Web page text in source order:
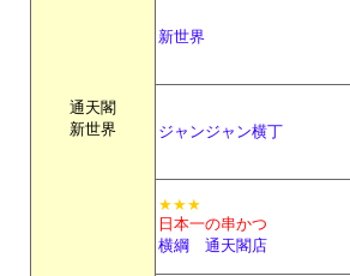
通天閣
新世界
新世界
ジャンジャン横丁
★★★
日本一の串かつ
横綱 通天閣店